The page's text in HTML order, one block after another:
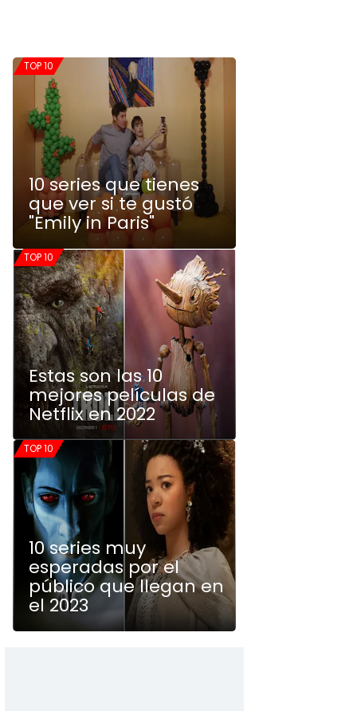
TOP 10
10 series que tienes
que ver si te gustó
"Emily in Paris"
TOP 10
Estas son las 10
mejores películas de
Netflix en 2022
TOP 10
10 series muy
esperadas por el
público que llegan en
el 2023